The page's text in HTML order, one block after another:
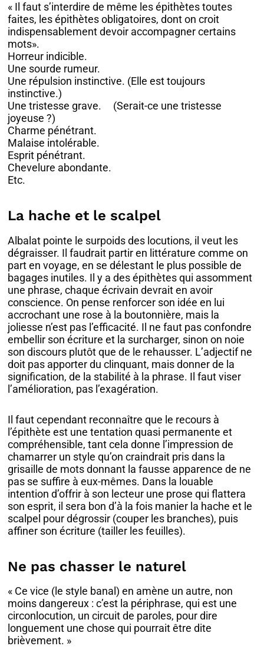
« Il faut s’interdire de même les épithètes toutes
faites, les épithètes obligatoires, dont on croit
indispensablement devoir accompagner certains
mots».
Horreur indicible.
Une sourde rumeur.
Une répulsion instinctive. (Elle est toujours
instinctive.)
Une tristesse grave. (Serait-ce une tristesse
joyeuse ?)
Charme pénétrant.
Malaise intolérable.
Esprit pénétrant.
Chevelure abondante.
Etc.
La hache et le scalpel
Albalat pointe le surpoids des locutions, il veut les
dégraisser. Il faudrait partir en littérature comme on
part en voyage, en se délestant le plus possible de
bagages inutiles. Il y a des épithètes qui assomment
une phrase, chaque écrivain devrait en avoir
conscience. On pense renforcer son idée en lui
accrochant une rose à la boutonnière, mais la
joliesse n’est pas l’efficacité. Il ne faut pas confondre
embellir son écriture et la surcharger, sinon on noie
son discours plutôt que de le rehausser. L’adjectif ne
doit pas apporter du clinquant, mais donner de la
signification, de la stabilité à la phrase. Il faut viser
l’amélioration, pas l’exagération.
Il faut cependant reconnaître que le recours à
l’épithète est une tentation quasi permanente et
compréhensible, tant cela donne l’impression de
chamarrer un style qu’on craindrait pris dans la
grisaille de mots donnant la fausse apparence de ne
pas se suffire à eux-mêmes. Dans la louable
intention d’offrir à son lecteur une prose qui flattera
son esprit, il sera bon d’à la fois manier la hache et le
scalpel pour dégrossir (couper les branches), puis
affiner son écriture (tailler les feuilles).
Ne pas chasser le naturel
« Ce vice (le style banal) en amène un autre, non
moins dangereux : c’est la périphrase, qui est une
circonlocution, un circuit de paroles, pour dire
longuement une chose qui pourrait être dite
brièvement. »